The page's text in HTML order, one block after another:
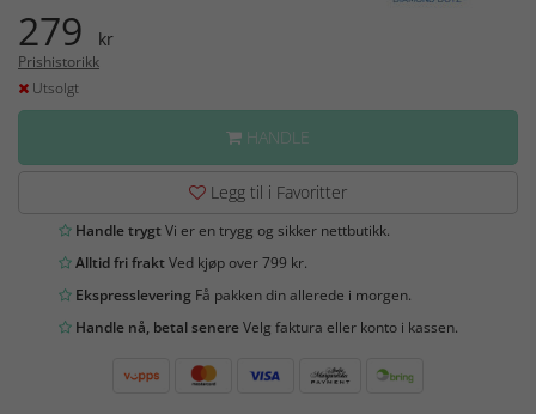
279 kr
Prishistorikk
Utsolgt
HANDLE
Legg til i Favoritter
Handle trygtVi er en trygg og sikker nettbutikk.
Alltid fri fraktVed kjøp over 799 kr.
Ekspresslevering Få pakken din allerede i morgen.
Handle nå, betal senereVelg faktura eller konto i kassen.